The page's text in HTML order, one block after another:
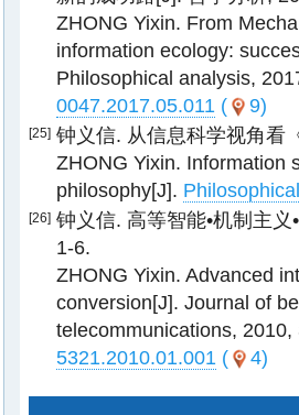
ZHONG Yixin. From
information ecology:
Philosophical analysis,
0047.2017.05.011 ( 9)
[25] 钟义信. 从信息科学视角看
ZHONG Yixin. Information
philosophy[J].
[26] 钟义信. 高等智能•机制主
1-6.
ZHONG Yixin. Advanced
conversion[J]. Journal of
telecommunications,
5321.2010.01.001 ( 4)